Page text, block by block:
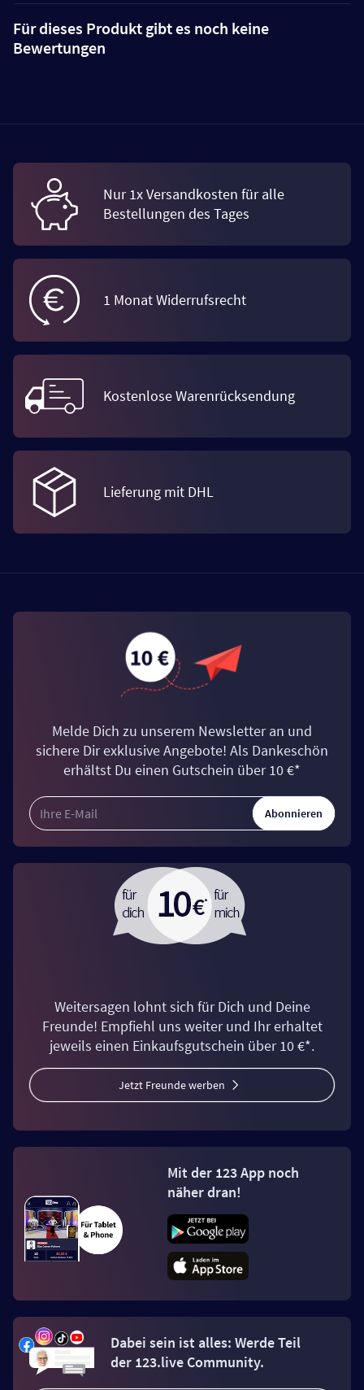
Für dieses Produkt gibt es noch keine
Bewertungen
Nur 1x Versandkosten für alle
Bestellungen des Tages
1 Monat Widerrufsrecht
Kostenlose Warenrücksendung
Lieferung mit DHL
Melde Dich zu unserem Newsletter an und
sichere Dir exklusive Angebote! Als Dankeschön
erhältst Du einen Gutschein über 10 €*
Abonnieren
Weitersagen lohnt sich für Dich und Deine
Freunde! Empfiehl uns weiter und Ihr erhaltet
jeweils einen Einkaufsgutschein über 10 €*.
Jetzt Freunde werben
Mit der 123 App noch
näher dran!
Dabei sein ist alles: Werde Teil
der 123.live Community.